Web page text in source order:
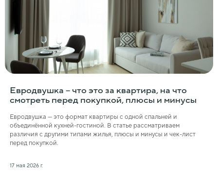
Евродвушка – что это за квартира, на что
смотреть перед покупкой, плюсы и минусы
Евродвушка — это формат квартиры с одной спальней и
объединённой кухней-гостиной. В статье рассматриваем
различия с другими типами жилья, плюсы и минусы и чек-лист
перед покупкой.
17 мая 2026 г.